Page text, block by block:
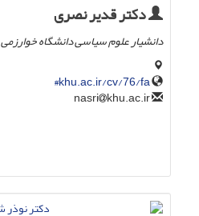
دکتر قدیر نصری
دانشیار علوم سیاسی دانشگاه خوارزمی
khu.ac.ir/cv/76/fa#
khu.ac.ir